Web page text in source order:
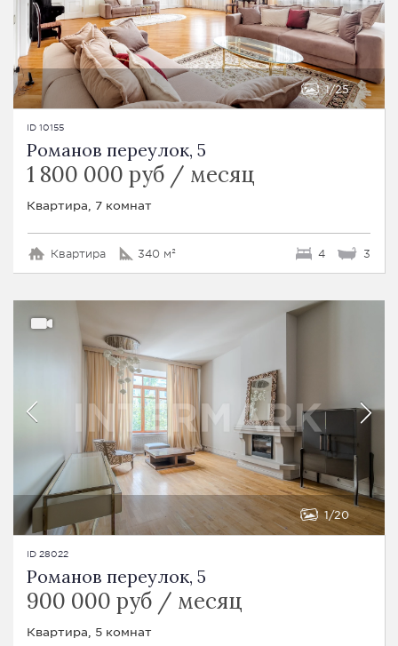
1 25
ID 10155
Романов переулок, 5
1 800 000 руб / месяц
Квартира, 7 комнат
Квартира 340 м² 4 3
1 20
ID 28022
Романов переулок, 5
900 000 руб / месяц
Квартира, 5 комнат